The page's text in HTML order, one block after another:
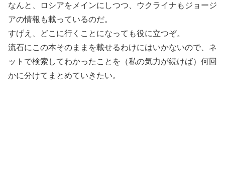
なんと、ロシアをメインにしつつ、ウクライナもジョージ
アの情報も載っているのだ。
すげえ、どこに行くことになっても役に立つぞ。
流石にこの本そのままを載せるわけにはいかないので、ネ
ットで検索してわかったことを（私の気力が続けば）何回
かに分けてまとめていきたい。